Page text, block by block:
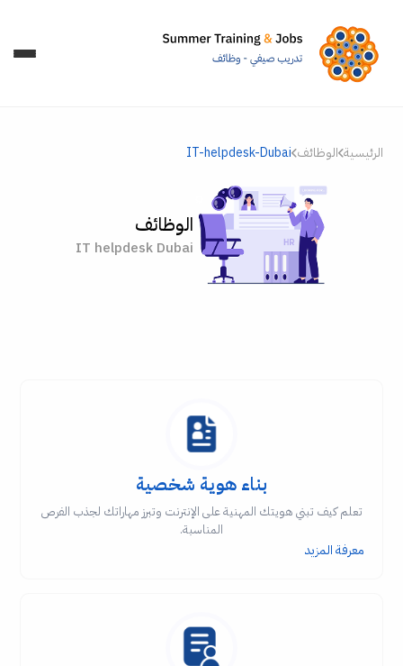
الرئيسية الوظائف IT-helpdesk-Dubai
الوظائف
IT helpdesk Dubai
بناء هوية شخصية
تعلم كيف تبني هويتك المهنية على الإنترنت وتبرز مهاراتك لجذب الفرص
المناسبة.
معرفة المزيد